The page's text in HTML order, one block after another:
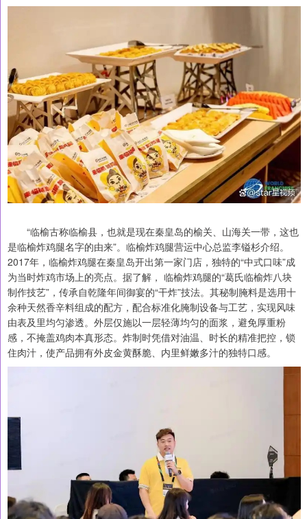
“临榆古称临榆县，也就是现在秦皇岛的榆关、山海关一带，这也
是临榆炸鸡腿名字的由来”。临榆炸鸡腿营运中心总监李镒杉介绍。
2017年，临榆炸鸡腿在秦皇岛开出第一家门店，独特的“中式口味”成
为当时炸鸡市场上的亮点。据了解， 临榆炸鸡腿的“葛氏临榆炸八块
制作技艺”，传承自乾隆年间御宴的“干炸”技法。其秘制腌料是选用十
余种天然香辛料组成的配方，配合标准化腌制设备与工艺，实现风味
由表及里均匀渗透。外层仅施以一层轻薄均匀的面浆，避免厚重粉
感，不掩盖鸡肉本真形态。炸制时凭借对油温、时长的精准把控，锁
住肉汁，使产品拥有外皮金黄酥脆、内里鲜嫩多汁的独特口感。